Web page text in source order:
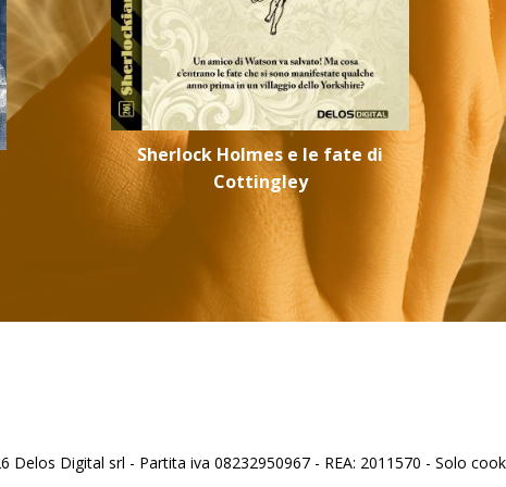
Sherlock Holmes e le fate di
Cottingley
Delos Digital srl - Partita iva 08232950967 - REA: 2011570 - Solo